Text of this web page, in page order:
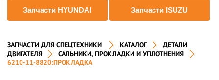
Запчасти HYUNDAI Запчасти ISUZU
ЗАПЧАСТИ ДЛЯ СПЕЦТЕХНИКИ КАТАЛОГ
ДЕТАЛИ
ДВИГАТЕЛЯ
САЛЬНИКИ, ПРОКЛАДКИ И УПЛОТНЕНИЯ
6210-11-8820:ПРОКЛАДКА